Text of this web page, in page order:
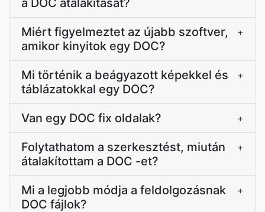
a DOC átalakítását?
Miért figyelmeztet az újabb szoftver,
amikor kinyitok egy DOC?
+
Mi történik a beágyazott képekkel és
táblázatokkal egy DOC?
+
Van egy DOC fix oldalak? +
Folytathatom a szerkesztést, miután
átalakítottam a DOC -et?
+
Mi a legjobb módja a feldolgozásnak
DOC fájlok?
+